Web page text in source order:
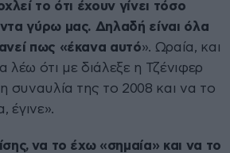
το ότι έχουν γίνει τόσο
γύρω μας. Δηλαδή είναι όλα
πως «έκανα αυτό». Ωραία, και
ότι με διάλεξε η Τζένιφερ
συναυλία της το 2008 και να το
έγινε».
να το έχω «σημαία» και να το